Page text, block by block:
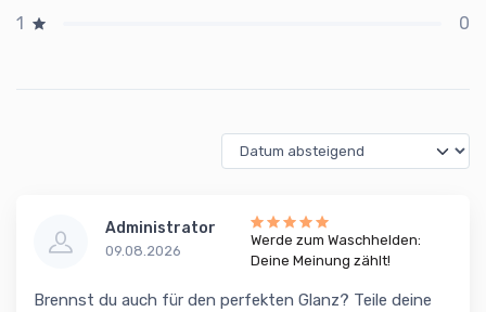
1
0
Administrator
09.08.2026
Werde zum Waschhelden:
Deine Meinung zählt!
Brennst du auch für den perfekten Glanz? Teile deine